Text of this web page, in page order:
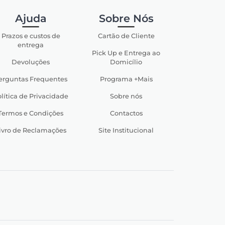
Ajuda
Prazos e custos de
entrega
Devoluções
Frequentes
de Privacidade
e Condições
de Reclamações
Sobre Nós
Cartão de Cliente
Pick Up e Entrega ao
Domicílio
Programa +Mais
Sobre nós
Contactos
Site Institucional